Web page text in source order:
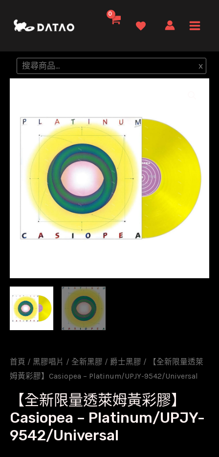
要
Menu
搜
尋
x
首頁 / 黑膠唱片 / 全新黑膠 / 爵士黑膠 / 【全新限量透萊
姆黃彩膠】Casiopea – Platinum/UPJY-9542/Universal
【全新限量透萊姆黃彩膠】
Casiopea – Platinum/UPJY-
9542/Universal